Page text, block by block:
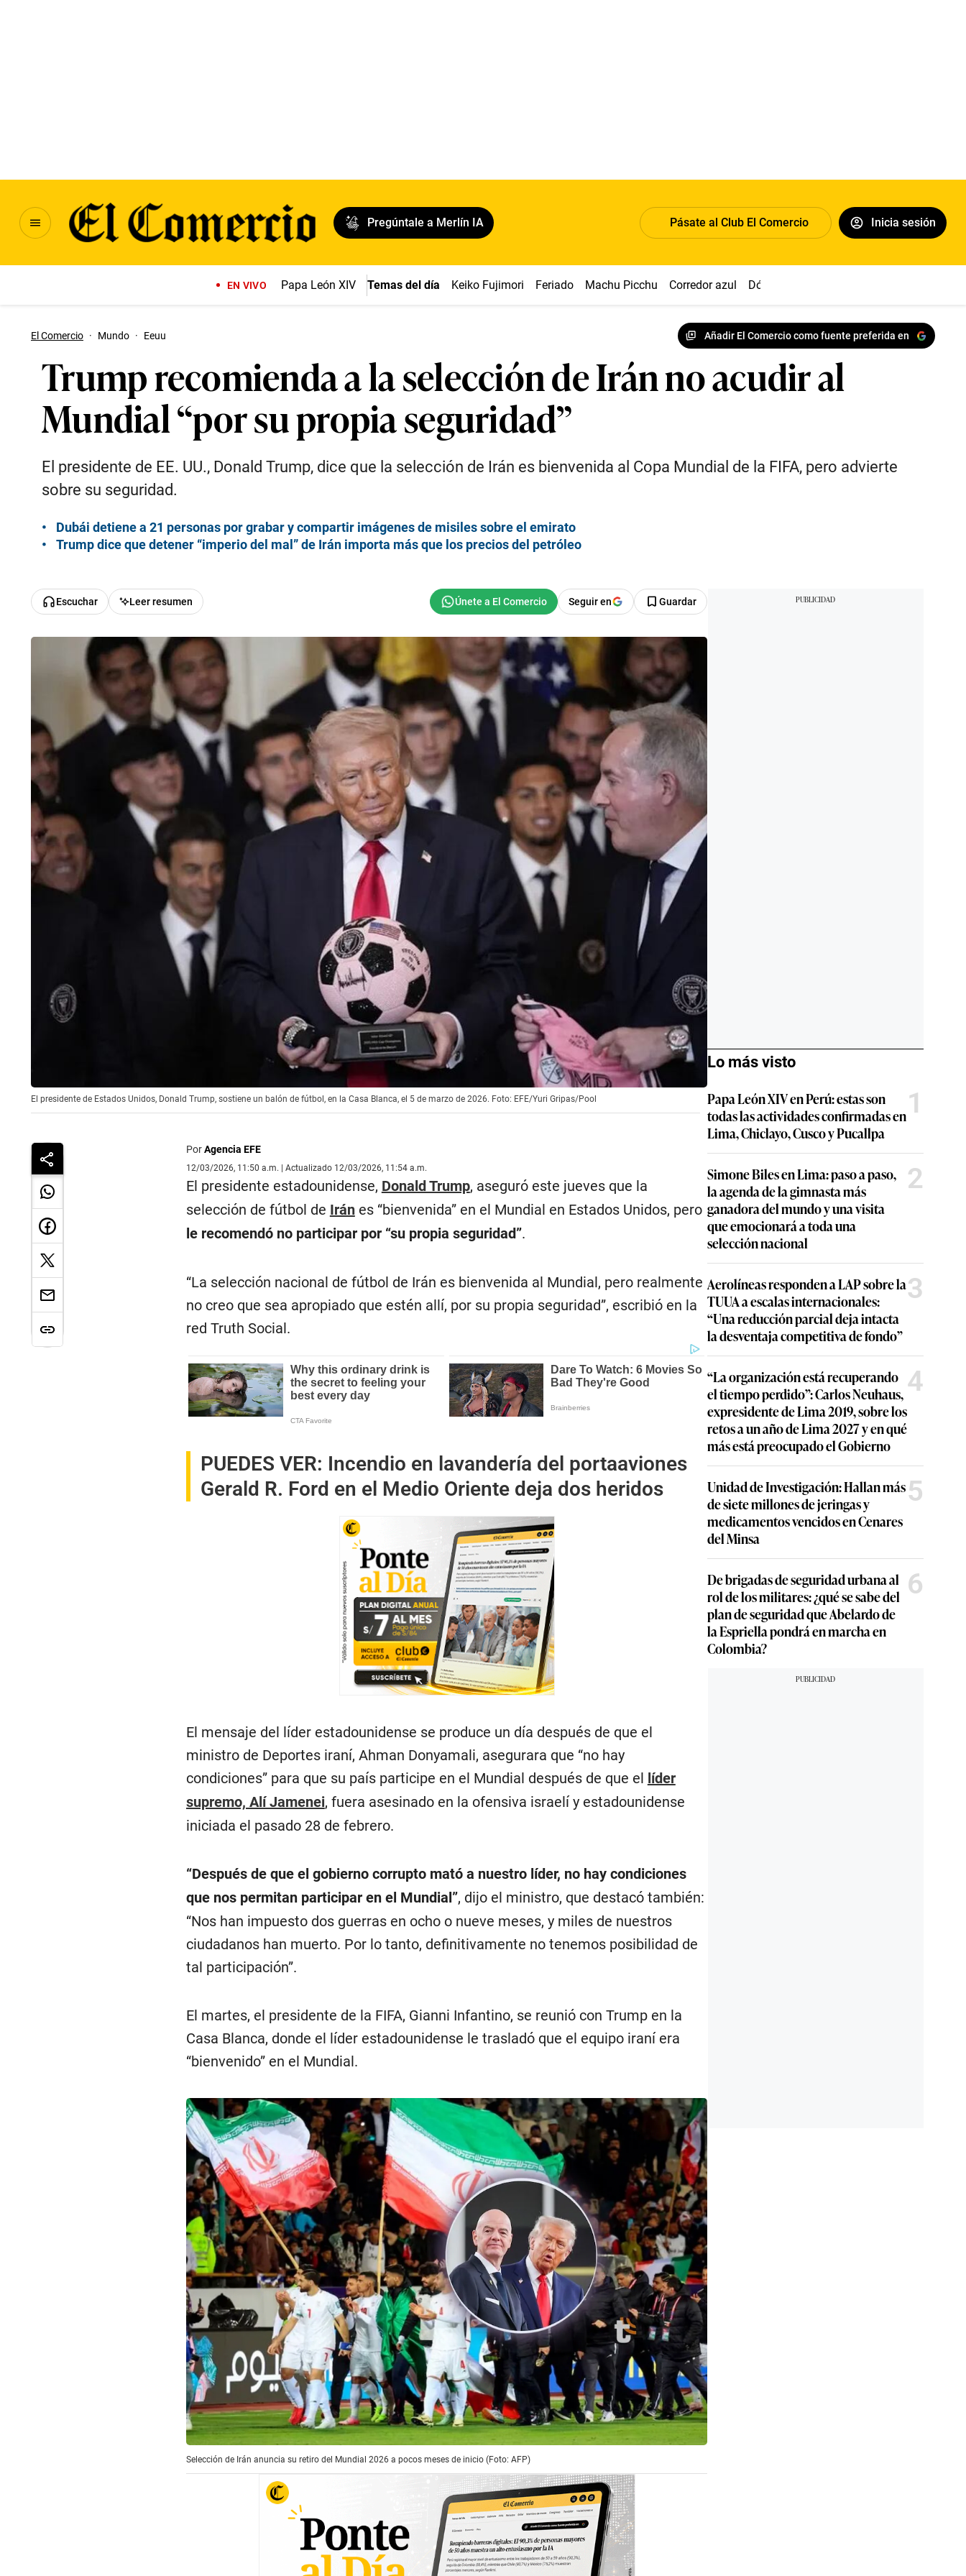
Pregúntale a Merlín IA Pásate al Club El Comercio Inicia sesión
EN VIVO Papa León XIV Temas del día Keiko Fujimori Feriado Machu Picchu Corredor azul Dólar
El Comercio · Mundo · Eeuu Añadir El Comercio como fuente preferida en
Trump recomienda a la selección de Irán no acudir al
Mundial “por su propia seguridad”
El presidente de EE. UU., Donald Trump, dice que la selección de Irán es bienvenida al Copa Mundial de la FIFA, pero advierte
sobre su seguridad.
Dubái detiene a 21 personas por grabar y compartir imágenes de misiles sobre el emirato
Trump dice que detener “imperio del mal” de Irán importa más que los precios del petróleo
Escuchar Leer resumen Seguir en Guardar
El presidente de Estados Unidos, Donald Trump, sostiene un balón de fútbol, en la Casa Blanca, el 5 de marzo de 2026. Foto: EFE/Yuri Gripas/Pool
PorAgencia EFE
12/03/2026, 11:50 a.m. | Actualizado 12/03/2026, 11:54 a.m.
El presidente estadounidense, Donald Trump, aseguró este jueves que la
selección de fútbol de Iránes “bienvenida” en el Mundial en Estados Unidos, pero
le recomendó no participar por “su propia seguridad”.
“La selección nacional de fútbol de Irán es bienvenida al Mundial, pero realmente
no creo que sea apropiado que estén allí, por su propia seguridad”, escribió en la
red Truth Social.
PUEDES VER: Incendio en lavandería del portaaviones
Gerald R. Ford en el Medio Oriente deja dos heridos
El mensaje del líder estadounidense se produce un día después de que el
ministro de Deportes iraní, Ahman Donyamali, asegurara que “no hay
condiciones” para que su país participe en el Mundial después de que el líder
supremo, Alí Jamenei, fuera asesinado en la ofensiva israelí y estadounidense
iniciada el pasado 28 de febrero.
“Después de que el gobierno corrupto mató a nuestro líder, no hay condiciones
que nos permitan participar en el Mundial”, dijo el ministro, que destacó también:
“Nos han impuesto dos guerras en ocho o nueve meses, y miles de nuestros
ciudadanos han muerto. Por lo tanto, definitivamente no tenemos posibilidad de
tal participación”.
El martes, el presidente de la FIFA, Gianni Infantino, se reunió con Trump en la
Casa Blanca, donde el líder estadounidense le trasladó que el equipo iraní era
“bienvenido” en el Mundial.
Selección de Irán anuncia su retiro del Mundial 2026 a pocos meses de inicio (Foto: AFP)
Lo más visto
Papa León XIV en Perú: estas son
todas las actividades confirmadas en
Lima, Chiclayo, Cusco y Pucallpa
1
Simone Biles en Lima: paso a paso,
la agenda de la gimnasta más
ganadora del mundo y una visita
que emocionará a toda una
selección nacional
2
Aerolíneas responden a LAP sobre la
TUUA a escalas internacionales:
“Una reducción parcial deja intacta
la desventaja competitiva de fondo”
3
“La organización está recuperando
el tiempo perdido”: Carlos Neuhaus,
expresidente de Lima 2019, sobre los
retos a un año de Lima 2027 y en qué
más está preocupado el Gobierno
4
Unidad de Investigación: Hallan más
de siete millones de jeringas y
medicamentos vencidos en Cenares
del Minsa
5
De brigadas de seguridad urbana al
rol de los militares: ¿qué se sabe del
plan de seguridad que Abelardo de
la Espriella pondrá en marcha en
Colombia?
6